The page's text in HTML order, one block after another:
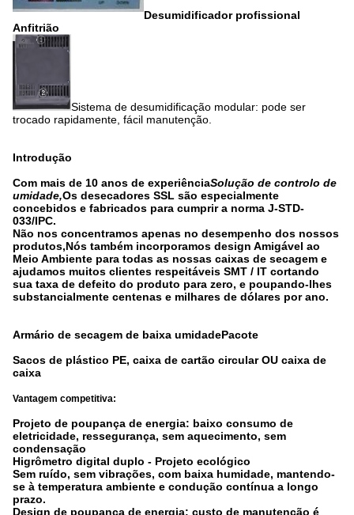
Desumidificador profissional
Anfitrião
Sistema de desumidificação modular: pode ser
trocado rapidamente, fácil manutenção.
Introdução
Com mais de 10 anos de experiênciaSolução de controlo de
umidade,Os desecadores SSL são especialmente
concebidos e fabricados para cumprir a norma J-STD-
033/IPC.
Não nos concentramos apenas no desempenho dos nossos
produtos,Nós também incorporamos design Amigável ao
Meio Ambiente para todas as nossas caixas de secagem e
ajudamos muitos clientes respeitáveis SMT / IT cortando
sua taxa de defeito do produto para zero, e poupando-lhes
substancialmente centenas e milhares de dólares por ano.
Armário de secagem de baixa umidadePacote
Sacos de plástico PE, caixa de cartão circular OU caixa de
caixa
Vantagem competitiva:
Projeto de poupança de energia: baixo consumo de
eletricidade, ressegurança, sem aquecimento, sem
condensação
Higrômetro digital duplo - Projeto ecológico
Sem ruído, sem vibrações, com baixa humidade, mantendo-
se à temperatura ambiente e condução contínua a longo
prazo.
Design de poupança de energia: custo de manutenção é